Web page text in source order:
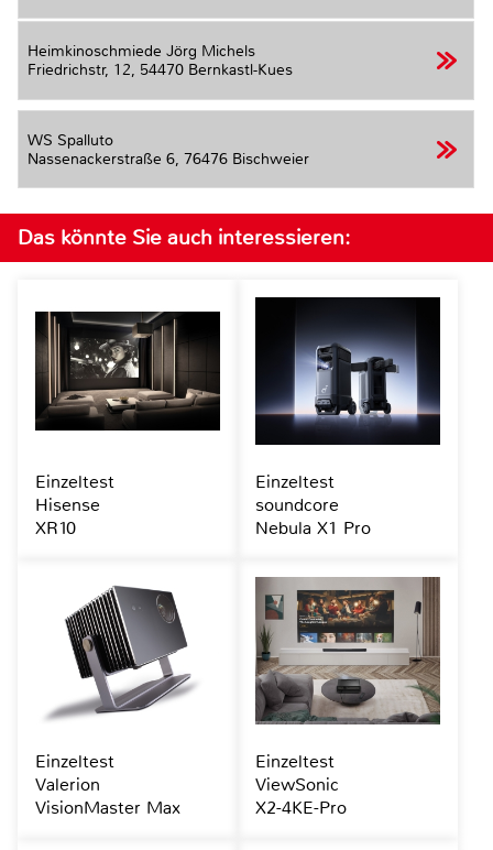
Heimkinoschmiede Jörg Michels
Friedrichstr, 12, 54470 Bernkastl-Kues
WS Spalluto
Nassenackerstraße 6, 76476 Bischweier
Das könnte Sie auch interessieren:
Einzeltest
Hisense
XR10
Einzeltest
soundcore
Nebula X1 Pro
Einzeltest
Valerion
VisionMaster Max
Einzeltest
ViewSonic
X2-4KE-Pro